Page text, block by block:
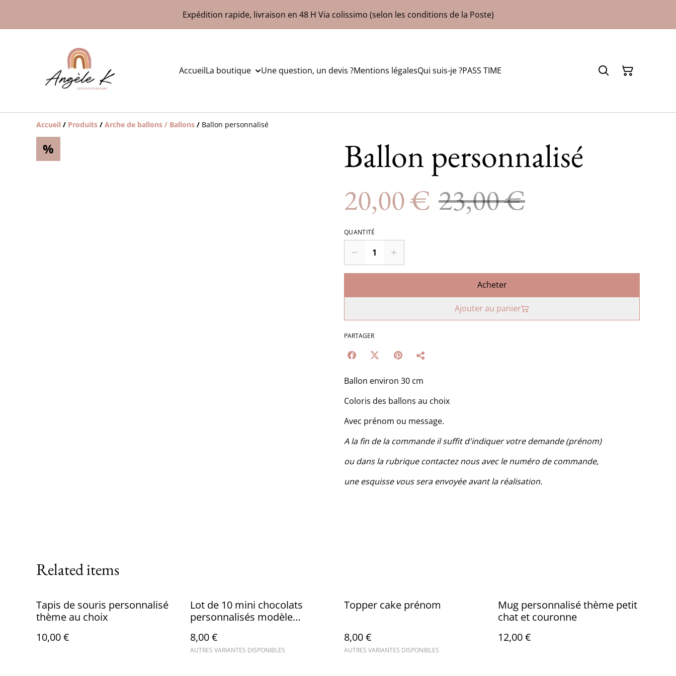
Expédition rapide, livraison en 48 H Via colissimo (selon les conditions de la Poste)
AccueilLa boutique Une question, un devis ?Mentions légalesQui suis-je ?PASS TIME
Accueil / Produits / Arche de ballons / Ballons / Ballon personnalisé
% Ballon personnalisé
20,00 € 23,00 €
QUANTITÉ
Acheter
Ajouter au panier
PARTAGER
Ballon environ 30 cm
Coloris des ballons au choix
Avec prénom ou message.
A la fin de la commande il suffit d'indiquer votre demande (prénom)
ou dans la rubrique contactez nous avec le numéro de commande,
une esquisse vous sera envoyée avant la réalisation.
Related items
Tapis de souris personnalisé
thème au choix
10,00 €
Lot de 10 mini chocolats
personnalisés modèle
8,00 €
AUTRES VARIANTES DISPONIBLES
Topper cake prénom
8,00 €
AUTRES VARIANTES DISPONIBLES
Mug personnalisé thème petit
chat et couronne
12,00 €